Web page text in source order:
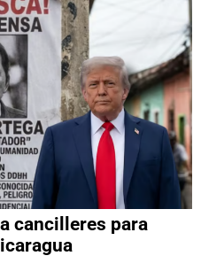
cancilleres para